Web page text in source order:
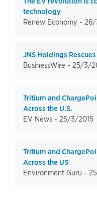
technology
Renew Economy - 26/
JNS Holdings
BusinessWire - 25/3/
Tritium and
Across the U.S.
EV News - 25/3/2015
Tritium and
Across the US
Environment Guru -